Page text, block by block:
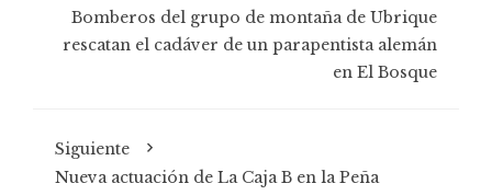
Bomberos del grupo de montaña de Ubrique
rescatan el cadáver de un parapentista alemán
en El Bosque
Siguiente
Nueva actuación de La Caja B en la Peña